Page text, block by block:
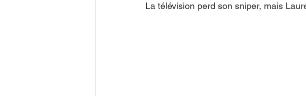
La télévision perd son sniper, mais